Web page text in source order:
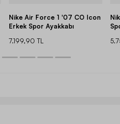
Nike Air Force 1 '07 CO Icon
Erkek Spor Ayakkabı
7.199,90 TL